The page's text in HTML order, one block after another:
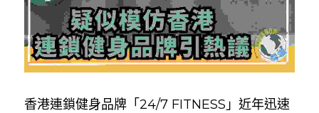
香港連鎖健身品牌「24/7 FITNESS」近年迅速